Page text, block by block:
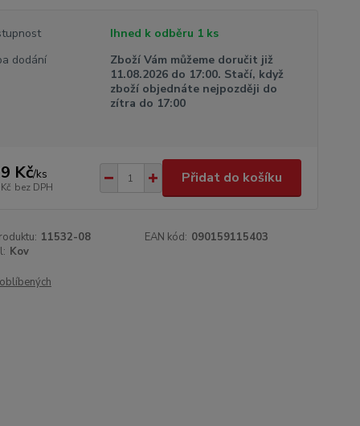
Ihned k odběru 1 ks
dodání
Zboží Vám můžeme doručit již
11.08.2026 do 17:00. Stačí, když
zboží objednáte nejpozději do
zítra do 17:00
Kč/ks
bez DPH
Přidat do košíku
11532-08 EAN kód: 090159115403
Kov